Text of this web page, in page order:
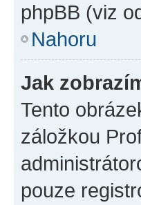
phpBB (viz
Nahoru
Jak
Tento
záložkou
pouze